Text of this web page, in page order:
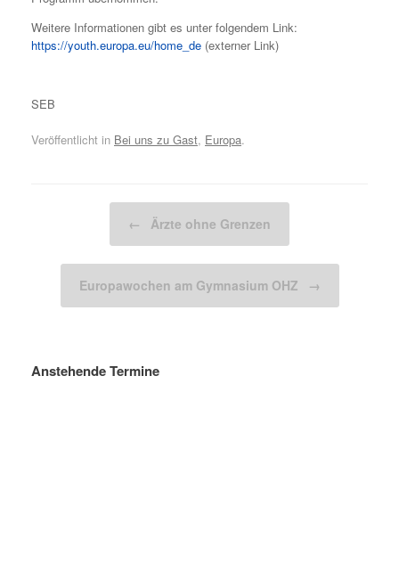
Weitere Informationen gibt es unter folgendem Link:
https://youth.europa.eu/home_de (externer Link)
SEB
Veröffentlicht in Bei uns zu Gast, Europa.
← Ärzte ohne Grenzen
Europawochen am Gymnasium OHZ →
Anstehende Termine